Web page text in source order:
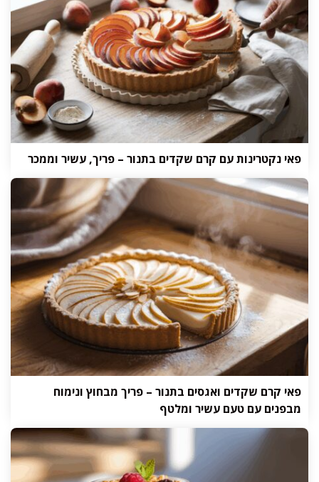
פאי נקטרינות עם קרם שקדים בתנור – פריך, עשיר וממכר
פאי קרם שקדים ואגסים בתנור – פריך מבחוץ ונימוח
מבפנים עם טעם עשיר ומלטף